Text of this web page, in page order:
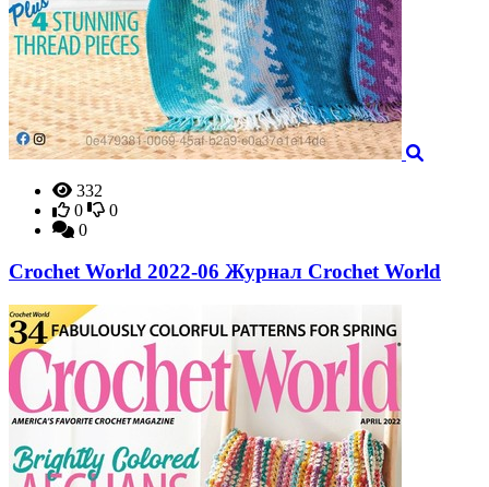
332
0
0
0
Crochet World 2022-06 Журнал Crochet World